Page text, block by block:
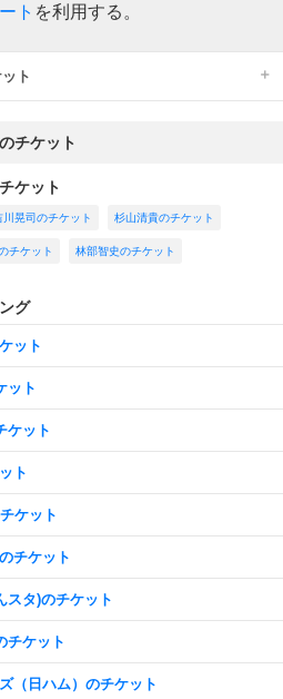
ト を利用する。
ト
チケット
ケット
川晃司のチケット 杉山清貴のチケット
チケット 林部智史のチケット
グ
ット
ット
ケット
ト
ケット
チケット
スタ)のチケット
チケット
（日ハム）のチケット